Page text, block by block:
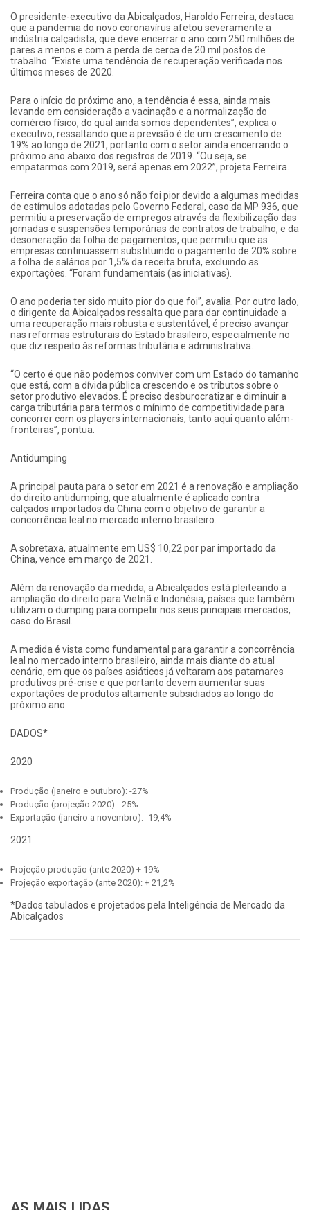
O presidente-executivo da Abicalçados, Haroldo Ferreira, destaca
que a pandemia do novo coronavírus afetou severamente a
indústria calçadista, que deve encerrar o ano com 250 milhões de
pares a menos e com a perda de cerca de 20 mil postos de
trabalho. “Existe uma tendência de recuperação verificada nos
últimos meses de 2020.
Para o início do próximo ano, a tendência é essa, ainda mais
levando em consideração a vacinação e a normalização do
comércio físico, do qual ainda somos dependentes”, explica o
executivo, ressaltando que a previsão é de um crescimento de
19% ao longo de 2021, portanto com o setor ainda encerrando o
próximo ano abaixo dos registros de 2019. “Ou seja, se
empatarmos com 2019, será apenas em 2022”, projeta Ferreira.
Ferreira conta que o ano só não foi pior devido a algumas medidas
de estímulos adotadas pelo Governo Federal, caso da MP 936, que
permitiu a preservação de empregos através da flexibilização das
jornadas e suspensões temporárias de contratos de trabalho, e da
desoneração da folha de pagamentos, que permitiu que as
empresas continuassem substituindo o pagamento de 20% sobre
a folha de salários por 1,5% da receita bruta, excluindo as
exportações. “Foram fundamentais (as iniciativas).
O ano poderia ter sido muito pior do que foi”, avalia. Por outro lado,
o dirigente da Abicalçados ressalta que para dar continuidade a
uma recuperação mais robusta e sustentável, é preciso avançar
nas reformas estruturais do Estado brasileiro, especialmente no
que diz respeito às reformas tributária e administrativa.
“O certo é que não podemos conviver com um Estado do tamanho
que está, com a dívida pública crescendo e os tributos sobre o
setor produtivo elevados. É preciso desburocratizar e diminuir a
carga tributária para termos o mínimo de competitividade para
concorrer com os players internacionais, tanto aqui quanto além-
fronteiras”, pontua.
Antidumping
A principal pauta para o setor em 2021 é a renovação e ampliação
do direito antidumping, que atualmente é aplicado contra
calçados importados da China com o objetivo de garantir a
concorrência leal no mercado interno brasileiro.
A sobretaxa, atualmente em US$ 10,22 por par importado da
China, vence em março de 2021.
Além da renovação da medida, a Abicalçados está pleiteando a
ampliação do direito para Vietnã e Indonésia, países que também
utilizam o dumping para competir nos seus principais mercados,
caso do Brasil.
A medida é vista como fundamental para garantir a concorrência
leal no mercado interno brasileiro, ainda mais diante do atual
cenário, em que os países asiáticos já voltaram aos patamares
produtivos pré-crise e que portanto devem aumentar suas
exportações de produtos altamente subsidiados ao longo do
próximo ano.
DADOS*
2020
Produção (janeiro e outubro): -27%
Produção (projeção 2020): -25%
Exportação (janeiro a novembro): -19,4%
2021
Projeção produção (ante 2020) + 19%
Projeção exportação (ante 2020): + 21,2%
*Dados tabulados e projetados pela Inteligência de Mercado da
Abicalçados